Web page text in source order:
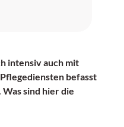
mit
und
intensiv auch mit
befasst
sind hier die